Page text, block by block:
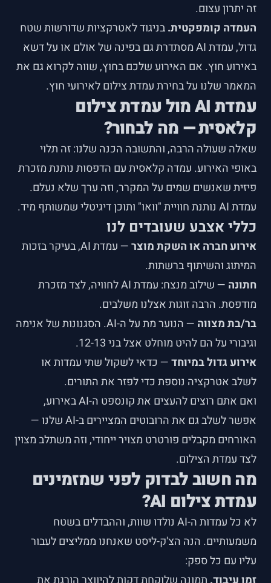
זה יתרון עצום.
העמדה קומפקטית.בניגוד לאטרקציות שדורשות שטח
גדול, עמדת AI מסתדרת גם בפינה של אולם או על דשא
באירוע חוץ. אם האירוע שלכם בחוץ, שווה לקרוא גם את
המאמר שלנו עלבחירת עמדת צילום לאירועי חוץ.
עמדת AI מול עמדת צילום
קלאסית — מה לבחור?
שאלה שעולה הרבה, והתשובה הכנה שלנו: זה תלוי
באופי האירוע. עמדה קלאסית עם הדפסות נותנת מזכרת
פיזית שאנשים שמים על המקרר, וזה ערך שלא נעלם.
עמדת AI נותנת חוויית "וואו" ותוכן דיגיטלי שמשותף מיד.
כללי אצבע שעובדים לנו
אירוע חברה או השקת מוצר
— עמדת AI, בעיקר בזכות
המיתוג והשיתוף ברשתות.
חתונה
— שילוב מנצח: עמדת AI לחוויה, לצד מזכרת
מודפסת. הרבה זוגות אצלנו משלבים.
בר/בת מצווה
— הנוער מת על ה-AI. הסגנונות של אנימה
וגיבורי על הם להיט מוחלט אצל בני 12-13.
אירוע גדול במיוחד— כדאי לשקול שתי עמדות או
לשלב אטרקציה נוספת כדי לפזר את התורים.
ואם אתם רוצים להעצים את קונספט ה-AI באירוע,
אפשר לשלב גם אתהרובוטים המציירים ב-AI
שלנו —
האורחים מקבלים פורטרט מצויר ייחודי, וזה משתלב מצוין
לצד עמדת הצילום.
מה חשוב לבדוק לפני שמזמינים
עמדת צילום AI?
לא כל עמדות ה-AI נולדו שוות, וההבדלים בשטח
משמעותיים. הנה הצ'ק-ליסט שאנחנו ממליצים לעבור
עליו עם כל ספק: